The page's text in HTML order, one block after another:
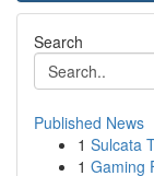
Search
Published News
1 Sulcata
1 Gaming